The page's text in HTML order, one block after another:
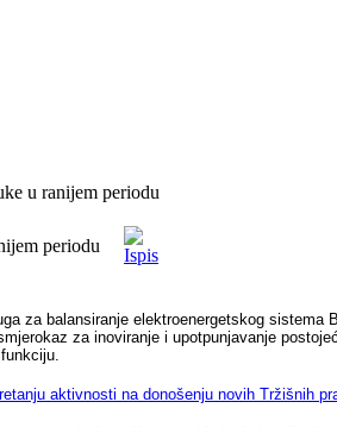
u ranijem periodu
periodu
za balansiranje elektroenergetskog sistema
za inoviranje i upotpunjavanje
aktivnosti na donošenju novih Tržišnih